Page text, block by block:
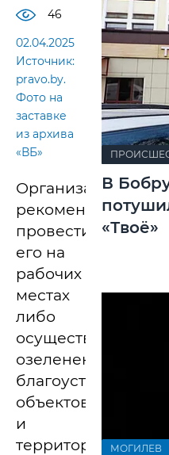
46
02.04.2025
Источник:
pravo.by.
Фото на
заставке
из архива
«ВБ»
Организациям
рекомендовано
провести
его на
рабочих
местах
либо
осуществить
озеленение,
благоустройство
объектов
и
территорий
В
«Твоё»
МОГИЛЕВ